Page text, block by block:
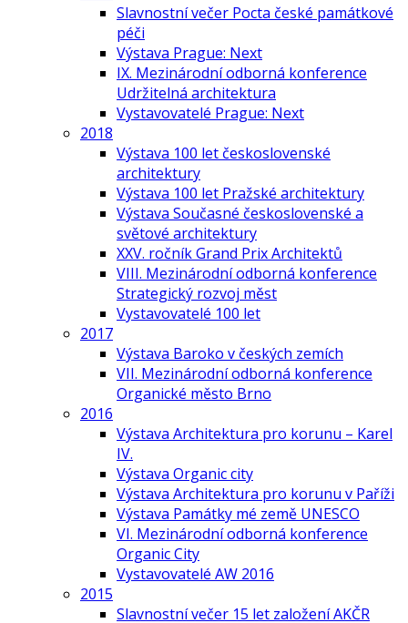
Slavnostní večer Pocta české památkové
péči
Výstava Prague: Next
IX. Mezinárodní odborná konference
Udržitelná architektura
Vystavovatelé Prague: Next
2018
Výstava 100 let československé
architektury
Výstava 100 let Pražské architektury
Výstava Současné československé a
světové architektury
XXV. ročník Grand Prix Architektů
VIII. Mezinárodní odborná konference
Strategický rozvoj měst
Vystavovatelé 100 let
2017
Výstava Baroko v českých zemích
VII. Mezinárodní odborná konference
Organické město Brno
2016
Výstava Architektura pro korunu – Karel
IV.
Výstava Organic city
Výstava Architektura pro korunu v Paříži
Výstava Památky mé země UNESCO
VI. Mezinárodní odborná konference
Organic City
Vystavovatelé AW 2016
2015
Slavnostní večer 15 let založení AKČR